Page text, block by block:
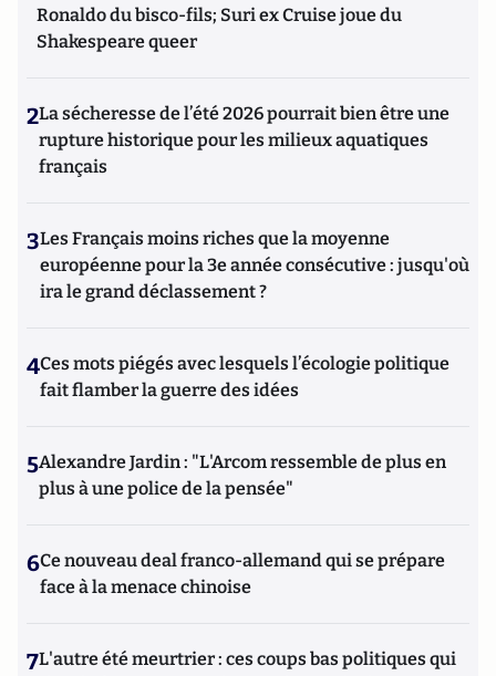
Ronaldo du bisco-fils; Suri ex Cruise joue du
Shakespeare queer
2La sécheresse de l’été 2026 pourrait bien être une
rupture historique pour les milieux aquatiques
français
3Les Français moins riches que la moyenne
européenne pour la 3e année consécutive : jusqu'où
ira le grand déclassement ?
4Ces mots piégés avec lesquels l’écologie politique
fait flamber la guerre des idées
5Alexandre Jardin : "L'Arcom ressemble de plus en
plus à une police de la pensée"
6Ce nouveau deal franco-allemand qui se prépare
face à la menace chinoise
7L'autre été meurtrier : ces coups bas politiques qui